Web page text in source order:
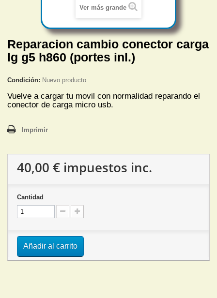
Ver más grande
Reparacion cambio conector carga
lg g5 h860 (portes inl.)
Condición: Nuevo producto
Vuelve a cargar tu movil con normalidad reparando el
conector de carga micro usb.
Imprimir
40,00 € impuestos inc.
Cantidad
Añadir al carrito